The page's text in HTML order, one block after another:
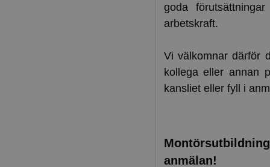
goda
arbetskraft.
Vi välkomnar därför
kollega eller annan
kansliet eller fyll i
anmälan!